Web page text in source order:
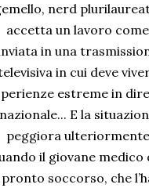
nerd
accetta un lavoro come
in una
in cui deve
estreme in
nazionale... E la
peggiora ulteriormente
il giovane medico
pronto soccorso, che